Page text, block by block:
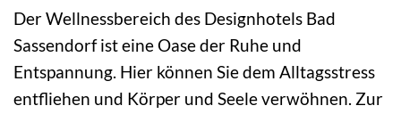
Der Wellnessbereich des Designhotels Bad
Sassendorf ist eine Oase der Ruhe und
Entspannung. Hier können Sie dem Alltagsstress
entfliehen und Körper und Seele verwöhnen. Zur